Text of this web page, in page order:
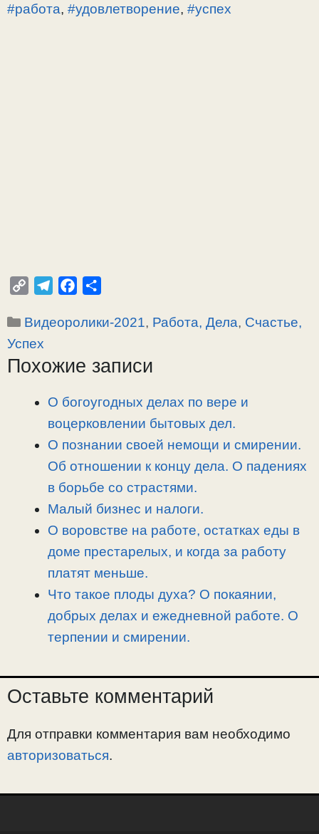
#работа, #удовлетворение, #успех
p
y
L
l
g
a
c
b
п
а
Рубрики
Видеоролики-2021, Работа, Дела, Счастье,
Успех
Похожие записи
О богоугодных делах по вере и
воцерковлении бытовых дел.
О познании своей немощи и смирении.
Об отношении к концу дела. О падениях
в борьбе со страстями.
Малый бизнес и налоги.
О воровстве на работе, остатках еды в
доме престарелых, и когда за работу
платят меньше.
Что такое плоды духа? О покаянии,
добрых делах и ежедневной работе. О
терпении и смирении.
Оставьте комментарий
Для отправки комментария вам необходимо
авторизоваться.